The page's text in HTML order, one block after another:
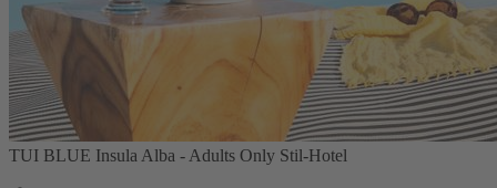
TUI BLUE Insula Alba - Adults Only Stil-Hotel